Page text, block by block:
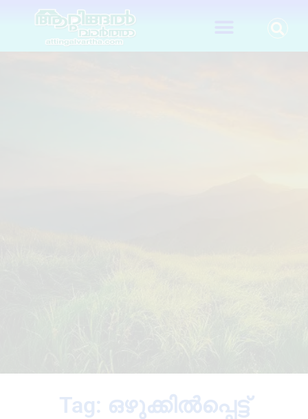
Tag: ഒഴുക്കില്‍പ്പെട്ട്